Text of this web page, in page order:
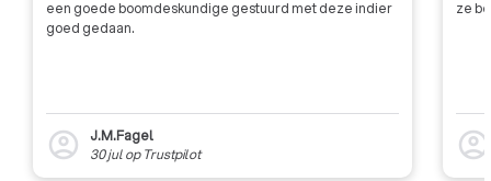
een goede boomdeskundige gestuurd met deze indier
goed gedaan.
account_circle
J.M.Fagel
30 julop Trustpilot
ze
account_circle